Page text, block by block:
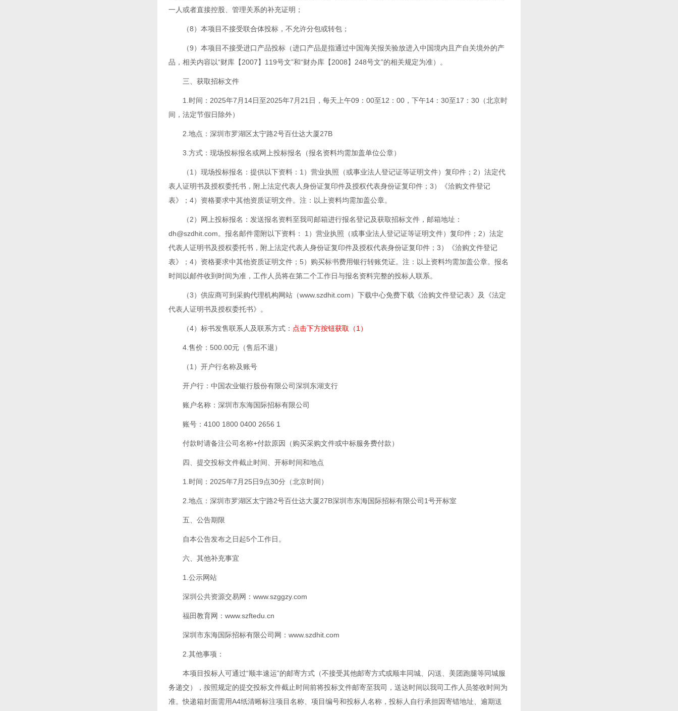
一人或者直接控股、管理关系的补充证明；
（8）本项目不接受联合体投标，不允许分包或转包；
（9）本项目不接受进口产品投标（进口产品是指通过中国海关报关验放进入中国境内且产自关境外的产
品，相关内容以“财库【2007】119号文”和“财办库【2008】248号文”的相关规定为准）。
三、获取招标文件
1.时间：2025年7月14日至2025年7月21日，每天上午09：00至12：00，下午14：30至17：30（北京时
间，法定节假日除外）
2.地点：深圳市罗湖区太宁路2号百仕达大厦27B
3.方式：现场投标报名或网上投标报名（报名资料均需加盖单位公章）
（1）现场投标报名：提供以下资料：1）营业执照（或事业法人登记证等证明文件）复印件；2）法定代
表人证明书及授权委托书，附上法定代表人身份证复印件及授权代表身份证复印件；3）《洽购文件登记
表》；4）资格要求中其他资质证明文件。注：以上资料均需加盖公章。
（2）网上投标报名：发送报名资料至我司邮箱进行报名登记及获取招标文件，邮箱地址：
dh@szdhit.com。报名邮件需附以下资料： 1）营业执照（或事业法人登记证等证明文件）复印件；2）法定
代表人证明书及授权委托书，附上法定代表人身份证复印件及授权代表身份证复印件；3）《洽购文件登记
表》；4）资格要求中其他资质证明文件；5）购买标书费用银行转账凭证。注：以上资料均需加盖公章。报名
时间以邮件收到时间为准，工作人员将在第二个工作日与报名资料完整的投标人联系。
（3）供应商可到采购代理机构网站（www.szdhit.com）下载中心免费下载《洽购文件登记表》及《法定
代表人证明书及授权委托书》。
（4）标书发售联系人及联系方式： 点击下方按钮获取（1）
4.售价：500.00元（售后不退）
（1）开户行名称及账号
开户行：中国农业银行股份有限公司深圳东湖支行
账户名称：深圳市东海国际招标有限公司
账号：4100 1800 0400 2656 1
付款时请备注公司名称+付款原因（购买采购文件或中标服务费付款）
四、提交投标文件截止时间、开标时间和地点
1.时间：2025年7月25日9点30分（北京时间）
2.地点：深圳市罗湖区太宁路2号百仕达大厦27B深圳市东海国际招标有限公司1号开标室
五、公告期限
自本公告发布之日起5个工作日。
六、其他补充事宜
1.公示网站
深圳公共资源交易网：www.szggzy.com
福田教育网：www.szftedu.cn
深圳市东海国际招标有限公司网：www.szdhit.com
2.其他事项：
本项目投标人可通过“顺丰速运”的邮寄方式（不接受其他邮寄方式或顺丰同城、闪送、美团跑腿等同城服
务递交），按照规定的提交投标文件截止时间前将投标文件邮寄至我司，送达时间以我司工作人员签收时间为
准。快递箱封面需用A4纸清晰标注项目名称、项目编号和投标人名称，投标人自行承担因寄错地址、逾期送